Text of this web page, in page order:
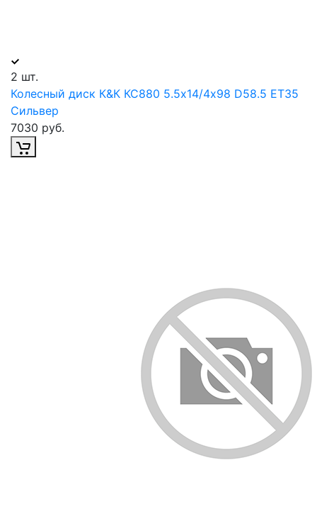
2 шт.
Колесный диск К&К КС880 5.5х14/4х98 D58.5 ET35
Сильвер
7030 руб.